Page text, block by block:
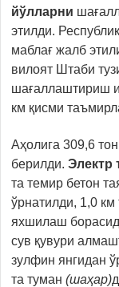
йўлларни
этилди.
маблағ жалб
вилоят Штаби
шағаллаштириш
км қисми
Аҳолига 309,6
берилди. Электр
та темир бетон
ўрнатилди, 1,0 км
яхшилаш
сув қувури
зулфин янгидан
та туман (шаҳар)